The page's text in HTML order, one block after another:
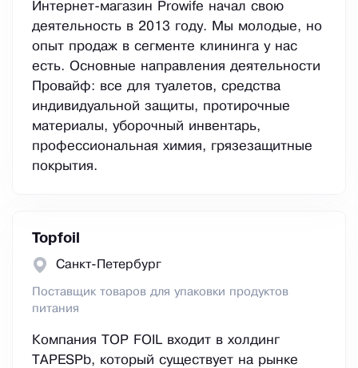
Интернет-магазин Prowife начал свою
деятельность в 2013 году. Мы молодые, но
опыт продаж в сегменте клининга у нас
есть. Основные направления деятельности
Провайф: все для туалетов, средства
индивидуальной защиты, протирочные
материалы, уборочный инвентарь,
профессиональная химия, грязезащитные
покрытия.
Topfoil
Санкт-Петербург
Поставщик товаров для упаковки продуктов
питания
Компания TOP FOIL входит в холдинг
TAPESPb, который существует на рынке